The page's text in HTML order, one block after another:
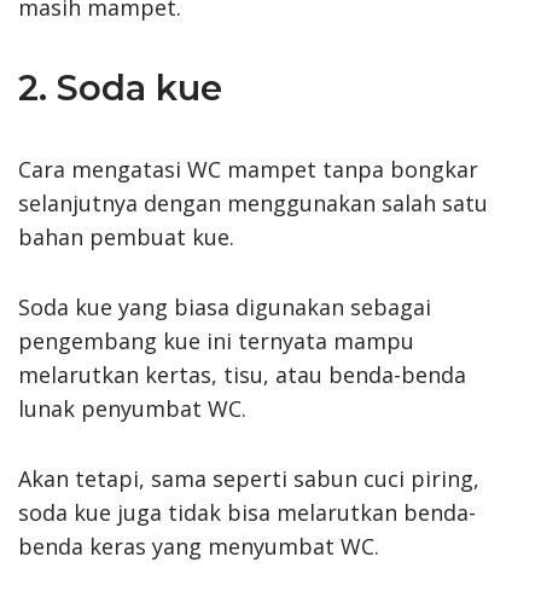
masih mampet.
2. Soda kue
Cara mengatasi WC mampet tanpa bongkar
selanjutnya dengan menggunakan salah satu
bahan pembuat kue.
Soda kue yang biasa digunakan sebagai
pengembang kue ini ternyata mampu
melarutkan kertas, tisu, atau benda-benda
lunak penyumbat WC.
Akan tetapi, sama seperti sabun cuci piring,
soda kue juga tidak bisa melarutkan benda-
benda keras yang menyumbat WC.